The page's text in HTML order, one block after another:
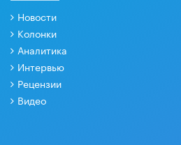
Новости
Колонки
Аналитика
Интервью
Рецензии
Видео